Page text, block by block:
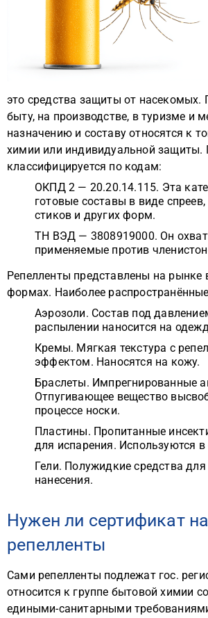
это средства защиты от насекомых.
быту, на производстве, в туризме и
назначению и составу относятся к
химии или индивидуальной защиты.
классифицируется по кодам:
ОКПД 2 — 20.20.14.115. Эта
готовые составы в виде
стиков и других форм.
ТН ВЭД — 3808919000. Он
применяемые против
Репелленты представлены на рынке
формах. Наиболее
Аэрозоли. Состав под
распылении наносится на
Кремы. Мягкая текстура с
эффектом. Наносятся на кожу.
Браслеты. Импрегнированные
Отпугивающее вещество
процессе носки.
Пластины. Пропитанные
для испарения. Используются
Гели. Полужидкие средства
нанесения.
Нужен ли сертификат на
репелленты
Сами репелленты подлежат гос.
относится к группе бытовой химии
едиными-санитарными